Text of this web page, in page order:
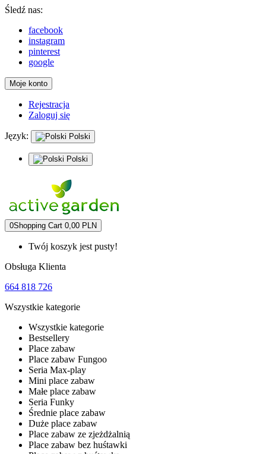
Śledź nas:
facebook
instagram
pinterest
google
Moje konto
Rejestracja
Zaloguj się
Język: Polski
Polski
0Shopping Cart 0,00 PLN
Twój koszyk jest pusty!
Obsługa Klienta
664 818 726
Wszystkie kategorie
Wszystkie kategorie
Bestsellery
Place zabaw
Place zabaw Fungoo
Seria Max-play
Mini place zabaw
Małe place zabaw
Seria Funky
Średnie place zabaw
Duże place zabaw
Place zabaw ze zjeżdżalnią
Place zabaw bez huśtawki